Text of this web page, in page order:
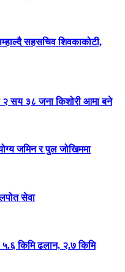
सहसचिव शिवकाकोटी,
२ सय ३८ जना किशोरी आमा बने
जमिन र पुल जोखिममा
सेवा
किमि ढलान, २.७ किमि